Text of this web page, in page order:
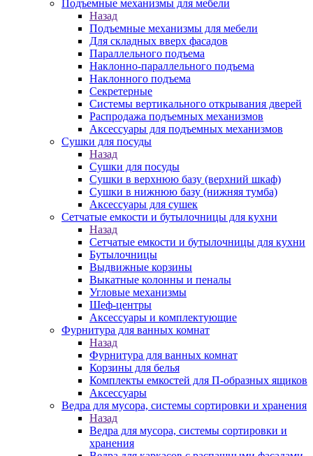
Подъемные механизмы для мебели
Назад
Подъемные механизмы для мебели
Для складных вверх фасадов
Параллельного подъема
Наклонно-параллельного подъема
Наклонного подъема
Секретерные
Системы вертикального открывания дверей
Распродажа подъемных механизмов
Аксессуары для подъемных механизмов
Сушки для посуды
Назад
Сушки для посуды
Сушки в верхнюю базу (верхний шкаф)
Сушки в нижнюю базу (нижняя тумба)
Аксессуары для сушек
Сетчатые емкости и бутылочницы для кухни
Назад
Сетчатые емкости и бутылочницы для кухни
Бутылочницы
Выдвижные корзины
Выкатные колонны и пеналы
Угловые механизмы
Шеф-центры
Аксессуары и комплектующие
Фурнитура для ванных комнат
Назад
Фурнитура для ванных комнат
Корзины для белья
Комплекты емкостей для П-образных ящиков
Аксессуары
Ведра для мусора, системы сортировки и хранения
Назад
Ведра для мусора, системы сортировки и
хранения